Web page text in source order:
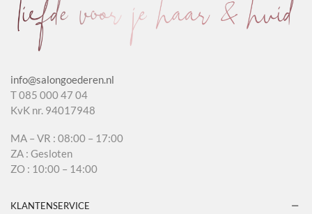
info@salongoederen.nl
T 085 000 47 04
KvK nr. 94017948
MA – VR : 08:00 – 17:00
ZA : Gesloten
ZO : 10:00 – 14:00
KLANTENSERVICE